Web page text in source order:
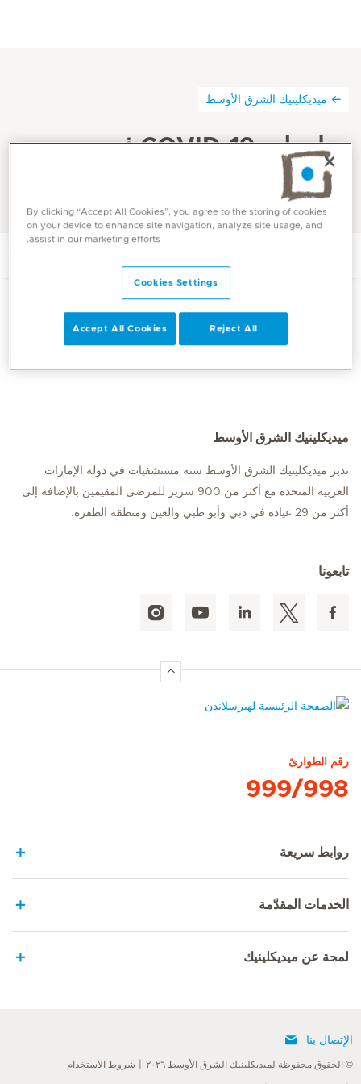
ميديكلينيك الشرق الأوسط
معلومات COVID-19 في
ميديكلينيك
ميديكلينيك الشرق الأوسط
تدير ميديكلينيك الشرق الأوسط ستة مستشفيات في دولة الإمارات
العربية المتحدة مع أكثر من 900 سرير للمرضى المقيمين بالإضافة إلى
أكثر من 29 عيادة في دبي وأبو ظبي والعين ومنطقة الظفرة.
تابعونا
رقم الطوارئ
999/998
روابط سريعة
الخدمات المقدّمة
لمحة عن ميديكلينيك
الإتصال بنا
© الحقوق محفوظة لميديكلينيك الشرق الأوسط ٢٠٢٦ شروط الاستخدام
By clicking “Accept All Cookies”, you agree to the storing of cookies
on your device to enhance site navigation, analyze site usage, and
assist in our marketing efforts.
Cookies Settings
Reject All
Accept All Cookies